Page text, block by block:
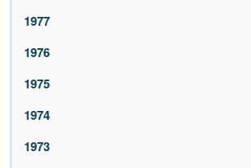
1977
1976
1975
1974
1973